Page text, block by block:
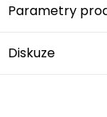
Parametry
Diskuze